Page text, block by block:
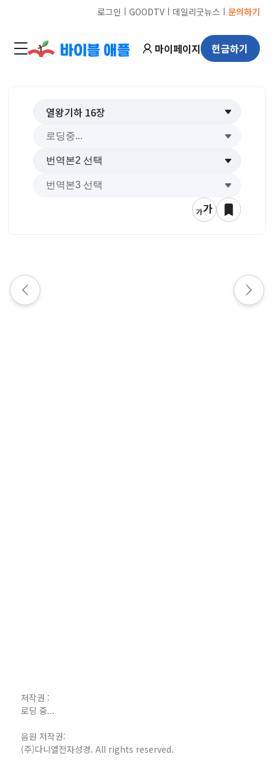
로그인 ㅣ GOODTVㅣ 데일리굿뉴스 ㅣ 문의하기
마이페이지 헌금하기
열왕기하 16장
저작권 :
로딩 중...
음원 저작권:
(주)다니엘전자성경. All rights reserved.